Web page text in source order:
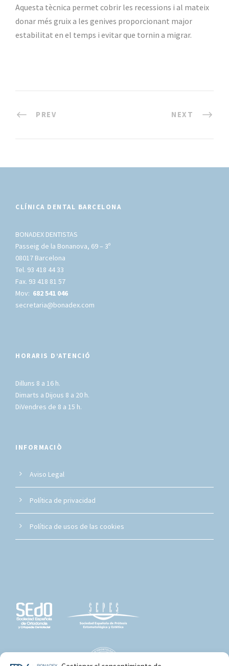
Aquesta tècnica permet cobrir les recessions i al mateix
donar més gruix a les genives proporcionant major
estabilitat en el temps i evitar que tornin a migrar.
PREV NEXT
CLÍNICA DENTAL BARCELONA
BONADEX DENTISTAS
Passeig de la Bonanova, 69 – 3º
08017 Barcelona
Tel. 93 418 44 33
Fax. 93 418 81 57
Mov: 682 541 046
secretaria@bonadex.com
HORARIS D’ATENCIÓ
Dilluns 8 a 16 h.
Dimarts a Dijous 8 a 20 h.
DiVendres de 8 a 15 h.
INFORMACIÒ
Aviso Legal
Política de privacidad
Política de usos de las cookies